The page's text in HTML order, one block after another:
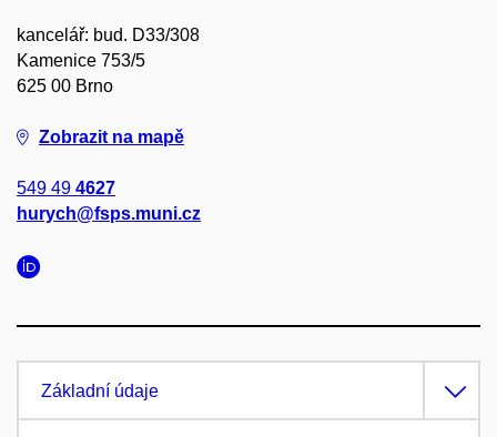
kancelář: bud. D33/308
Kamenice 753/5
625 00 Brno
Zobrazit na mapě
549 49 4627
hurych@fsps.muni.cz
Základní údaje